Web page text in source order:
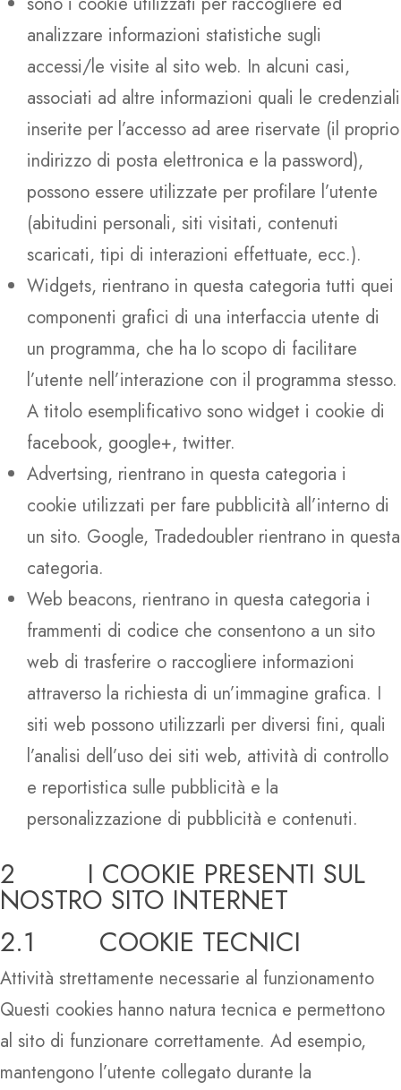
analizzare informazioni statistiche sugli
accessi/le visite al sito web. In alcuni casi,
associati ad altre informazioni quali le credenziali
inserite per l’accesso ad aree riservate (il proprio
indirizzo di posta elettronica e la password),
possono essere utilizzate per profilare l’utente
(abitudini personali, siti visitati, contenuti
scaricati, tipi di interazioni effettuate, ecc.).
Widgets, rientrano in questa categoria tutti quei
componenti grafici di una interfaccia utente di
un programma, che ha lo scopo di facilitare
l’utente nell’interazione con il programma stesso.
A titolo esemplificativo sono widget i cookie di
facebook, google+, twitter.
Advertsing, rientrano in questa categoria i
cookie utilizzati per fare pubblicità all’interno di
un sito. Google, Tradedoubler rientrano in questa
categoria.
Web beacons, rientrano in questa categoria i
frammenti di codice che consentono a un sito
web di trasferire o raccogliere informazioni
attraverso la richiesta di un’immagine grafica. I
siti web possono utilizzarli per diversi fini, quali
l’analisi dell’uso dei siti web, attività di controllo
e reportistica sulle pubblicità e la
personalizzazione di pubblicità e contenuti.
2 I COOKIE PRESENTI SUL
NOSTRO SITO INTERNET
2.1 COOKIE TECNICI
Attività strettamente necessarie al funzionamento
Questi cookies hanno natura tecnica e permettono
al sito di funzionare correttamente. Ad esempio,
mantengono l’utente collegato durante la